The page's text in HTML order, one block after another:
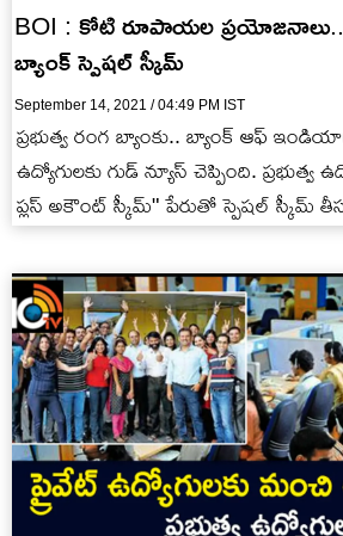
BOI : కోటి రూపాయల ప్రయోజనాలు..
బ్యాంక్ స్పెషల్ స్కీమ్
September 14, 2021 / 04:49 PM IST
ప్రభుత్వ రంగ బ్యాంకు.. బ్యాంక్ ఆఫ్
ఉద్యోగులకు గుడ్ న్యూస్ చెప్పింది. ప్రభుత్వ
ప్లస్ అకౌంట్ స్కీమ్" పేరుతో స్పెషల్ స్కీమ్